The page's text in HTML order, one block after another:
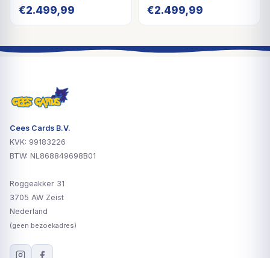
€2.499,99 €2.499,99
Cees Cards B.V.
KVK: 99183226
BTW: NL868849698B01
Roggeakker 31
3705 AW Zeist
Nederland
(geen bezoekadres)